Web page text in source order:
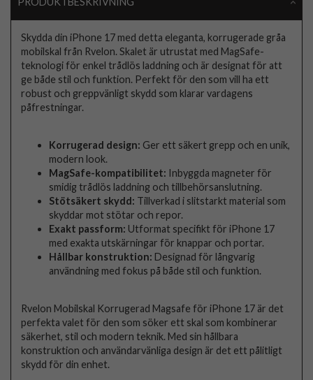
Skydda din iPhone 17 med detta eleganta, korrugerade gråa
mobilskal från Rvelon. Skalet är utrustat med MagSafe-
teknologi för enkel trådlös laddning och är designat för att
ge både stil och funktion. Perfekt för den som vill ha ett
robust och greppvänligt skydd som klarar vardagens
påfrestningar.
Korrugerad design: Ger ett säkert grepp och en unik,
modern look.
MagSafe-kompatibilitet: Inbyggda magneter för
smidig trådlös laddning och tillbehörsanslutning.
Stötsäkert skydd: Tillverkad i slitstarkt material som
skyddar mot stötar och repor.
Exakt passform: Utformat specifikt för iPhone 17
med exakta utskärningar för knappar och portar.
Hållbar konstruktion: Designad för långvarig
användning med fokus på både stil och funktion.
Rvelon Mobilskal Korrugerad Magsafe för iPhone 17 är det
perfekta valet för den som söker ett skal som kombinerar
säkerhet, stil och modern teknik. Med sin hållbara
konstruktion och användarvänliga design är det ett pålitligt
skydd för din enhet.